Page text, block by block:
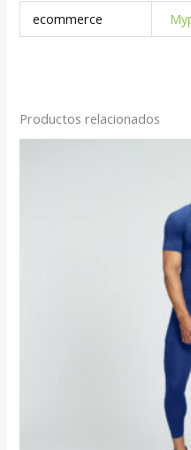
ecommerce
Productos relacionados